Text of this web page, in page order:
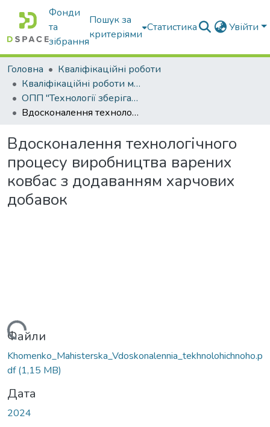
Фонди
та
зібрання
Пошук за
критеріями
Статистика Увійти
Головна
Кваліфікаційні роботи
Кваліфікаційні роботи магістрів
ОПП "Технології зберігання, консервування та переробки м’яса"
Вдосконалення технологічного процесу виробництва варених ковбас з додаванням харчових добавок
Вдосконалення технологічного
процесу виробництва варених
ковбас з додаванням харчових
добавок
Файли
Khomenko_Mahisterska_Vdoskonalennia_tekhnolohichnoho.p
df(1,15 MB)
Дата
2024